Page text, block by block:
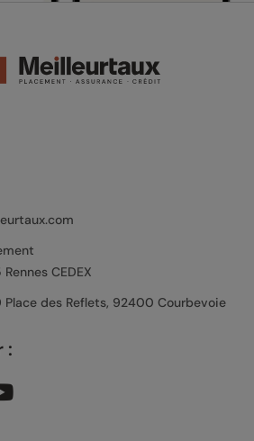
CEDEX
Place des Reflets, 92400 Courbevoie
: